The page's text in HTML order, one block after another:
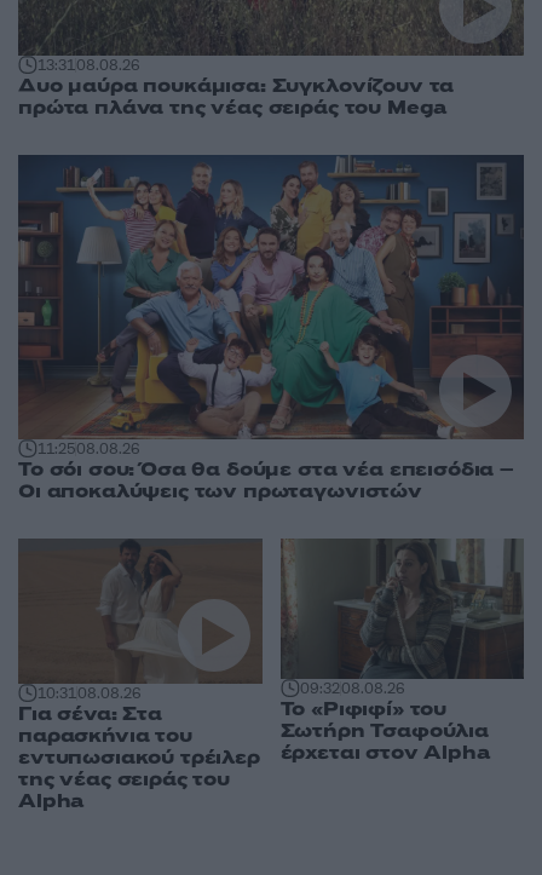
13:3108.08.26
Δυο μαύρα πουκάμισα: Συγκλονίζουν τα
πρώτα πλάνα της νέας σειράς του Mega
11:2508.08.26
Το σόι σου: Όσα θα δούμε στα νέα επεισόδια –
Οι αποκαλύψεις των πρωταγωνιστών
10:3108.08.26
Για σένα: Στα
παρασκήνια του
εντυπωσιακού τρέιλερ
της νέας σειράς του
Alpha
09:3208.08.26
Το «Ριφιφί» του
Σωτήρη Τσαφούλια
έρχεται στον Alpha